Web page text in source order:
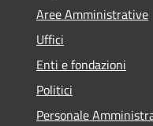
Aree Amministrative
Uffici
Enti e fondazioni
Politici
Personale